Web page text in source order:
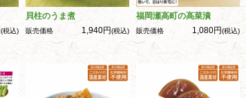
(税込)
貝柱のうま煮
販売価格 1,940円(税込)
福岡瀬高町の高菜漬
販売価格 1,080円(税込)